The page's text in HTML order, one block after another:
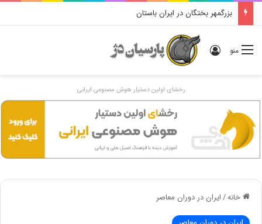
دوگانهٔ «ایرانی و اَنیرانی»: بررسی تاریخی، مفهومی و ایدئولوژیک
منو ورود
رخشای اولین دستیار هوش مصنوعی ایرانی
خانه/ایران در دوران معاصر